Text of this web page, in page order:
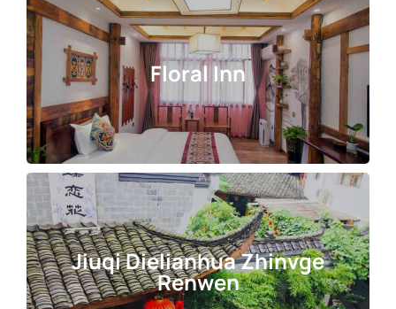
Floral Inn
Jiuqi Dielianhua Zhinvge
Renwen